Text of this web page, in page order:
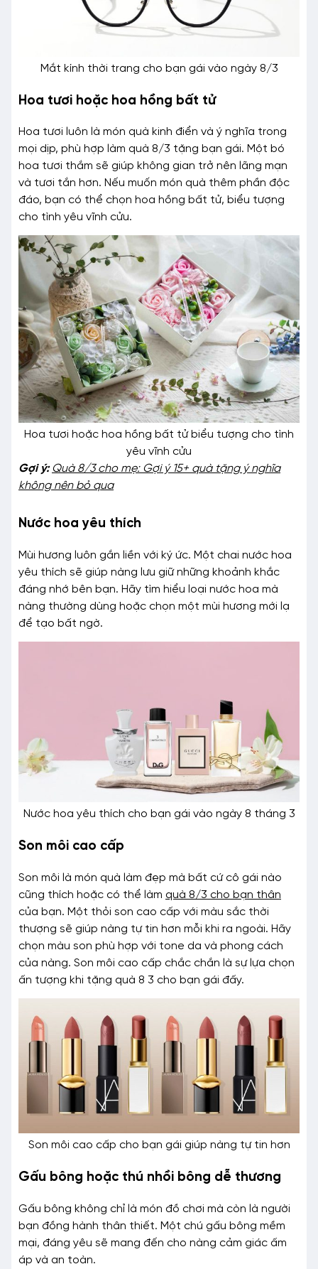
Mắt kính thời trang cho bạn gái vào ngày 8/3
Hoa tươi hoặc hoa hồng bất tử
Hoa tươi luôn là món quà kinh điển và ý nghĩa trong
mọi dịp, phù hợp làm quà 8/3 tặng bạn gái. Một bó
hoa tươi thắm sẽ giúp không gian trở nên lãng mạn
và tươi tắn hơn. Nếu muốn món quà thêm phần độc
đáo, bạn có thể chọn hoa hồng bất tử, biểu tượng
cho tình yêu vĩnh cửu.
Hoa tươi hoặc hoa hồng bất tử biểu tượng cho tình
yêu vĩnh cửu
Gợi ý: Quà 8/3 cho mẹ: Gợi ý 15+ quà tặng ý nghĩa
không nên bỏ qua
Nước hoa yêu thích
Mùi hương luôn gắn liền với ký ức. Một chai nước hoa
yêu thích sẽ giúp nàng lưu giữ những khoảnh khắc
đáng nhớ bên bạn. Hãy tìm hiểu loại nước hoa mà
nàng thường dùng hoặc chọn một mùi hương mới lạ
để tạo bất ngờ.
Nước hoa yêu thích cho bạn gái vào ngày 8 tháng 3
Son môi cao cấp
Son môi là món quà làm đẹp mà bất cứ cô gái nào
cũng thích hoặc có thể làm quà 8/3 cho bạn thân
của bạn. Một thỏi son cao cấp với màu sắc thời
thượng sẽ giúp nàng tự tin hơn mỗi khi ra ngoài. Hãy
chọn màu son phù hợp với tone da và phong cách
của nàng. Son môi cao cấp chắc chắn là sự lựa chọn
ấn tượng khi tặng quà 8 3 cho bạn gái đấy.
Son môi cao cấp cho bạn gái giúp nàng tự tin hơn
Gấu bông hoặc thú nhồi bông dễ thương
Gấu bông không chỉ là món đồ chơi mà còn là người
bạn đồng hành thân thiết. Một chú gấu bông mềm
mại, đáng yêu sẽ mang đến cho nàng cảm giác ấm
áp và an toàn.